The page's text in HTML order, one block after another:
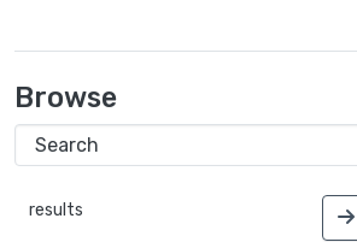
Browse
results